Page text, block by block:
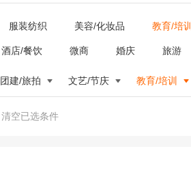
服装纺织 美容/化妆品 教育/培训
酒店/餐饮 微商 婚庆 旅游
团建/旅拍 文艺/节庆 教育/培训
清空已选条件